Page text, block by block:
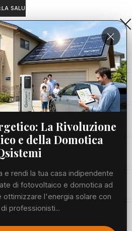
SALUTE A PORTATA DI MANO:
Home
Cronaca
Viabilità
Meteo
La Rivoluzione
e della Domotica
e rendi la tua casa indipendente
di fotovoltaico e domotica ad
ottimizzare l'energia solare con
professionisti...